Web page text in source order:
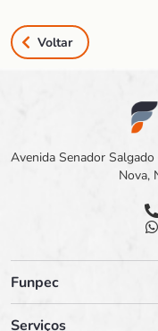
Voltar
Avenida Senador
Nova,
Funpec
Serviços